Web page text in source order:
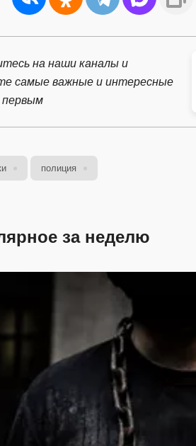
на наши каналы и
самые важные и интересные
первым
полиция
за неделю